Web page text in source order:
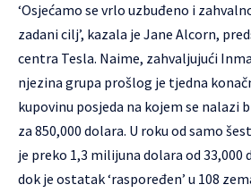
‘Osjećamo se vrlo uzbuđeno i
zadani cilj’, kazala je Jane Alcorn,
centra Tesla. Naime, zahvaljujući
njezina grupa prošlog je tjedna
kupovinu posjeda na kojem se nalazi
za 850,000 dolara. U roku od samo
je preko 1,3 milijuna dolara od 33,000
dok je ostatak ‘raspoređen’ u 108